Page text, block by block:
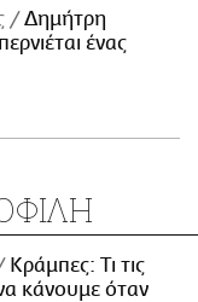
Δημήτρη
ένας
Κράμπες: Τι τις
κάνουμε όταν